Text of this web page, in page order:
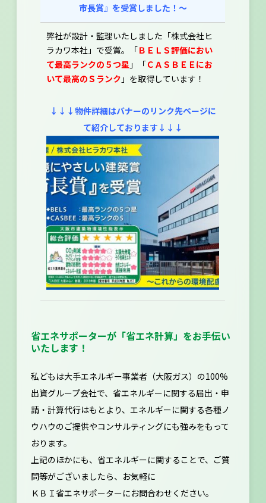
市⻑賞』を受賞しました！～
弊社が設計・監理いたしました「株式会社ヒ
ラカワ本社」で受賞。「ＢＥＬＳ評価におい
て最高ランクの５つ星 」「ＣＡＳＢＥＥにお
いて最高のＳランク 」を取得しています！
↓↓↓物件詳細はバナーのリンク先ページに
て紹介しております↓↓↓
省エネサポーターが「省エネ計算」をお手伝い
いたします！
私どもは大手エネルギー事業者（大阪ガス）の100%
出資グループ会社で、省エネルギーに関する届出・申
請・計算代行はもとより、エネルギーに関する各種ノ
ウハウのご提供やコンサルティングにも強みをもって
おります。
上記のほかにも、省エネルギーに関することで、ご質
問等がございましたら、お気軽に
ＫＢＩ省エネサポーターにお問合わせください。